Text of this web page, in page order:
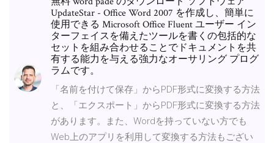
UpdateStar - Office Word 2007 を作成し、簡単に
使用できる Microsoft Office Fluent ユーザー イン
ターフェイスを備えたツールを書くの包括的な
セットを組み合わせることでドキュメントを共
有する能力を与える強力なオーサリング プログ
ラムです。
「名前を付けて保存」からPDF形式に変換する方法
と、「エクスポート」からPDF形式に変換する方法
があります。また、Wordを持っていない方でも
Web上のアプリを利用して変換する方法もござい